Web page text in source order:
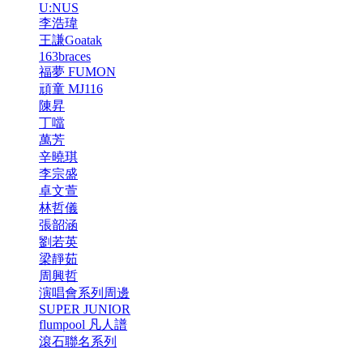
U:NUS
李浩瑋
王謙Goatak
163braces
福夢 FUMON
頑童 MJ116
陳昇
丁噹
萬芳
辛曉琪
李宗盛
卓文萱
林哲儀
張韶涵
劉若英
梁靜茹
周興哲
演唱會系列周邊
SUPER JUNIOR
flumpool 凡人譜
滾石聯名系列